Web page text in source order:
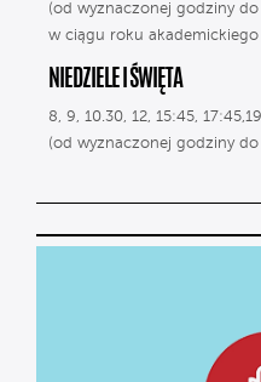
(od wyznaczonej godziny
w ciągu roku
NIEDZIELE I ŚWIĘTA
8, 9, 10.30, 12, 15:45,
(od wyznaczonej godziny